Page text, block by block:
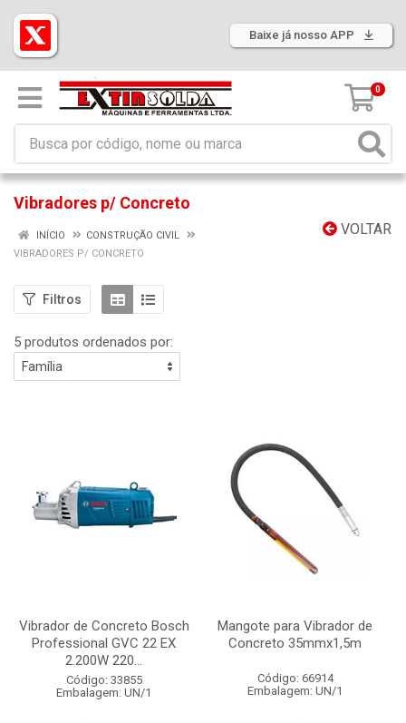
Baixe já nosso APP
0
Vibradores p/ Concreto
VOLTAR
INÍCIO
CONSTRUÇÃO CIVIL
VIBRADORES P/ CONCRETO
Filtros
5 produtos ordenados por:
Vibrador de Concreto Bosch
Professional GVC 22 EX
2.200W 220...
Código: 33855
Embalagem: UN/1
Mangote para Vibrador de
Concreto 35mmx1,5m
Código: 66914
Embalagem: UN/1